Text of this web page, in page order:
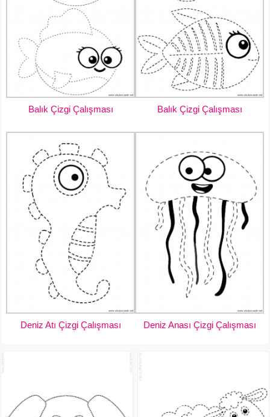
Balık Çizgi Çalışması Balık Çizgi Çalışması
Deniz Atı Çizgi Çalışması Deniz Anası Çizgi Çalışması